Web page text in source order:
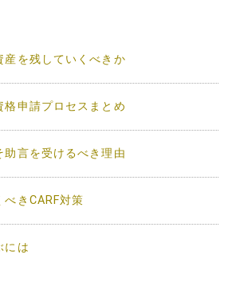
産を残していくべきか
申請プロセスまとめ
助言を受けるべき理由
きCARF対策
には